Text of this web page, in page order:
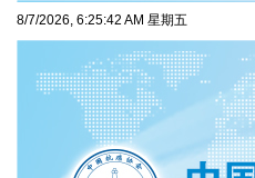
8/7/2026, 6:25:43 AM 星期五